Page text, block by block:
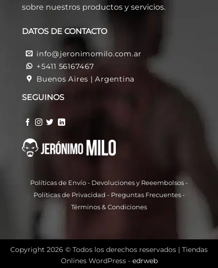
sobre nuestros productos y servicios.
DATOS DE CONTACTO
info@jeronimomilo.com.ar
+5411 56167467
Buenos Aires | Argentina
SEGUINOS
Políticas de Envío - Devoluciones y Reeembolsos -
Políticas de Privacidad - Preguntas Frecuentes-
Términos & Condiciones
Copyright 2026 © Todos los derechos reservados | Tiendas
Onlines WordPress - edrweb